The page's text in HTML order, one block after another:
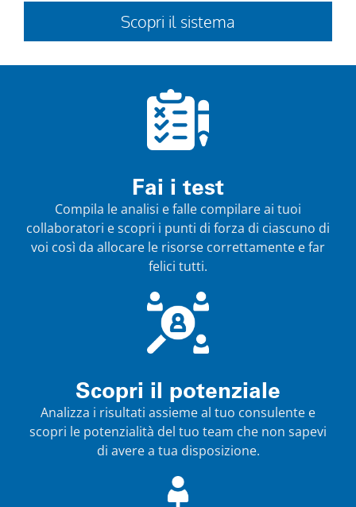
Scopri il sistema
Fai i test
Compila le analisi e falle compilare ai tuoi
collaboratori e scopri i punti di forza di ciascuno di
voi così da allocare le risorse correttamente e far
felici tutti.
Scopri il potenziale
Analizza i risultati assieme al tuo consulente e
scopri le potenzialità del tuo team che non sapevi
di avere a tua disposizione.